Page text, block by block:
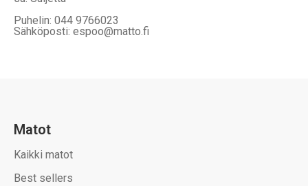
Puhelin: 044 9766023
Sähköposti: espoo@matto.fi
Matot
Kaikki matot
Best sellers